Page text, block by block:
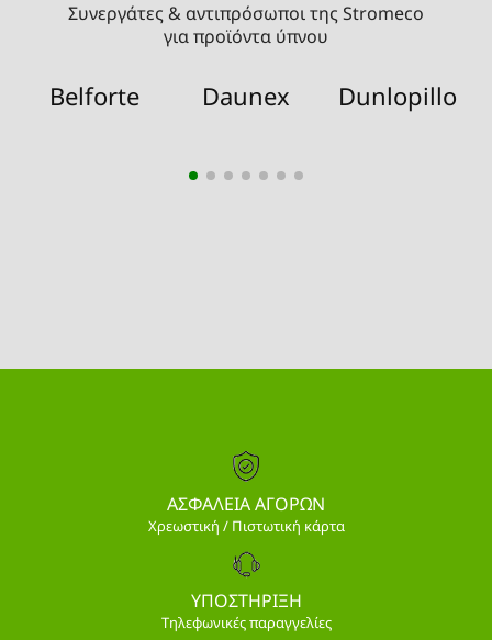
Συνεργάτες & αντιπρόσωποι της Stromeco
για προϊόντα ύπνου
Belforte Daunex Dunlopillo
ΑΣΦΑΛΕΙΑ ΑΓΟΡΩΝ
Χρεωστική / Πιστωτική κάρτα
ΥΠΟΣΤΗΡΙΞΗ
Τηλεφωνικές παραγγελίες